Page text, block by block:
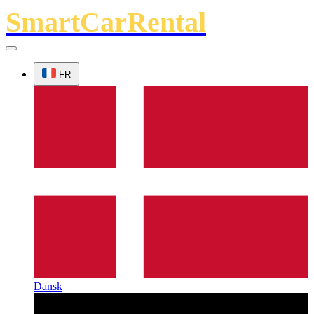
SmartCarRental
FR
Dansk